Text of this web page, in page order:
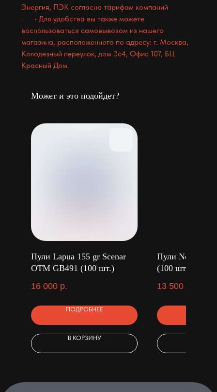
Энергия, ПЭК согласно тарифам компаний
· • Для удобства вы также можете
воспользоваться самовывозом из нашего
магазина, расположенного по адресу: г. Москва,
Колодезный переулок, дом 3с4, Офис 107, БЦ
Красный Дом.
Может и это подойдет?
Пули Lapua 155 gr Scenar
OTM GB491 (100 шт.)
16 000 р.
ПОДРОБНЕЕ
В КОРЗИНУ
Пули Norma
(100 шт.)
13 500